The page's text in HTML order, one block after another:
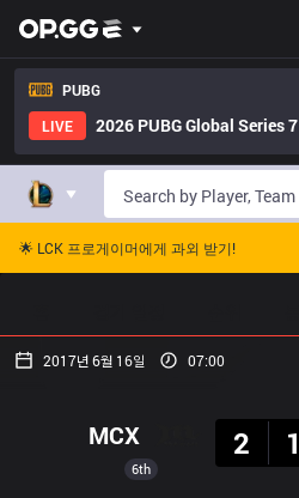
PUBG
LIVE
2026 PUBG Global Series 7
🌟 LCK 프로게이머에게 과외 받기!
2017년 6월 16일 07:00
6th
MCX
2
1